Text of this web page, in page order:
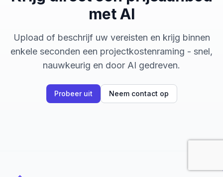
met AI
Upload of beschrijf uw vereisten en krijg binnen
enkele seconden een projectkostenraming - snel,
nauwkeurig en door AI gedreven.
Probeer uit Neem contact op